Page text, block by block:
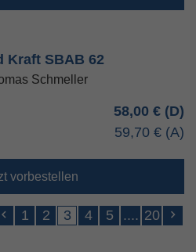
Kraft SBAB 62
Schmeller
58,00 €
59,70 €
vorbestellen
1 2 3 4 5 .... 20